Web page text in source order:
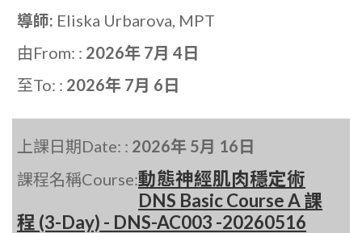
導師: Eliska Urbarova, MPT
由From: : 2026年 7月 4日
至To: : 2026年 7月 6日
上課日期Date: : 2026年 5月 16日
課程名稱Course:動態神經肌肉穩定術
DNS Basic Course A 課
程 (3-Day) - DNS-AC003 -20260516